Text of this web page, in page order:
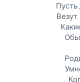
Пусть